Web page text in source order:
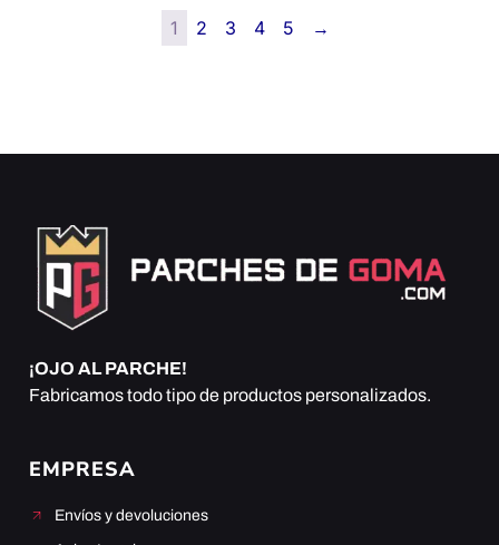
1 2 3 4 5 →
¡OJO AL PARCHE!
Fabricamos todo tipo de productos personalizados.
EMPRESA
Envíos y devoluciones